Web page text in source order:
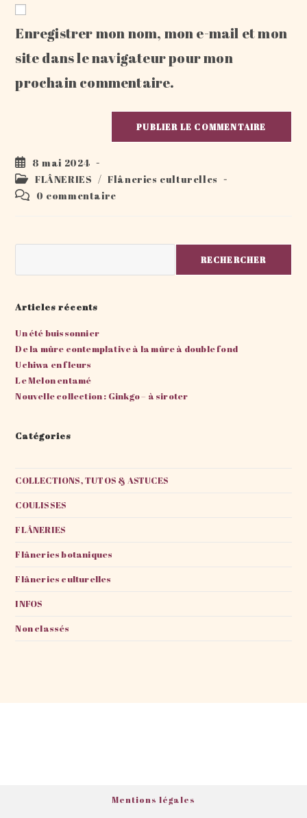
comment
votre
site
Enregistrer mon nom, mon e-mail et mon
site dans le navigateur pour mon
prochain commentaire.
Publication
publiée :
8 mai 2024
Post
category:
FLÂNERIES / Flâneries culturelles
Commentaires
0 commentaire
RECHERCHER
Articles récents
Un été buissonnier
De la mûre contemplative à la mûre à double fond
Uchiwa en fleurs
Le Melon entamé
Nouvelle collection : Ginkgo – à siroter
Catégories
COLLECTIONS, TUTOS & ASTUCES
COULISSES
FLÂNERIES
Flâneries botaniques
Flâneries culturelles
INFOS
Non classés
Mentions légales